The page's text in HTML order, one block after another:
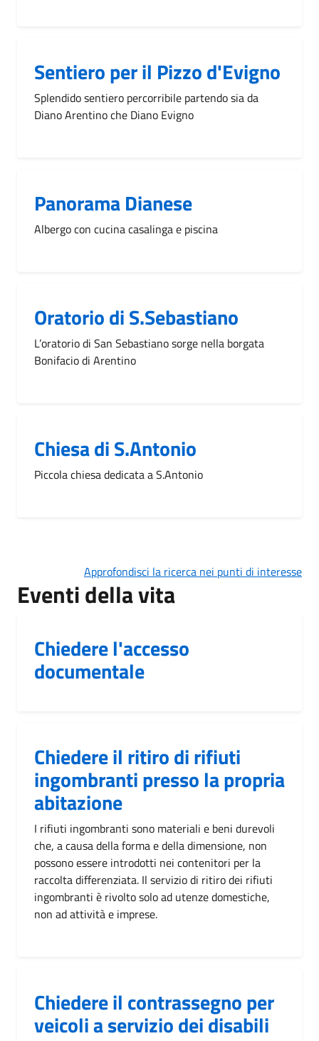
Sentiero per il Pizzo d'Evigno
Splendido sentiero percorribile partendo sia da
Diano Arentino che Diano Evigno
Panorama Dianese
Albergo con cucina casalinga e piscina
Oratorio di S.Sebastiano
L’oratorio di San Sebastiano sorge nella borgata
Bonifacio di Arentino
Chiesa di S.Antonio
Piccola chiesa dedicata a S.Antonio
Approfondisci la ricerca nei punti di interesse
Eventi della vita
Chiedere l'accesso
documentale
Chiedere il ritiro di rifiuti
ingombranti presso la propria
abitazione
I rifiuti ingombranti sono materiali e beni durevoli
che, a causa della forma e della dimensione, non
possono essere introdotti nei contenitori per la
raccolta differenziata. Il servizio di ritiro dei rifiuti
ingombranti è rivolto solo ad utenze domestiche,
non ad attività e imprese.
Chiedere il contrassegno per
veicoli a servizio dei disabili